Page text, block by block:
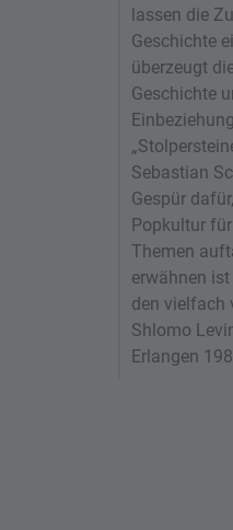
lassen die
Geschichte
überzeugt
Geschichte
Sebastian
Gespür
Popkultur
Themen
erwähnen
den vielfach
Shlomo
Erlangen